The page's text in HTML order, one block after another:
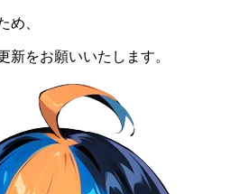
め、
新をお願いいたします。